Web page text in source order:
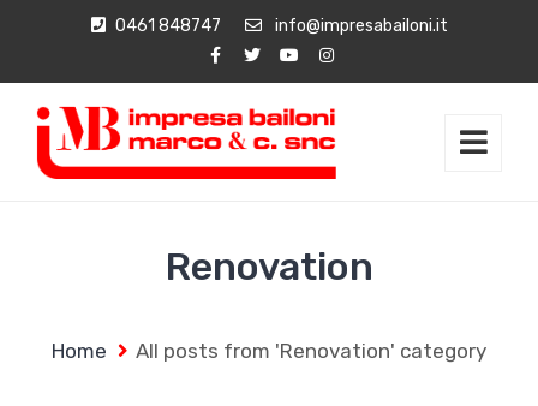
0461 848747 info@impresabailoni.it
Renovation
Home All posts from 'Renovation' category